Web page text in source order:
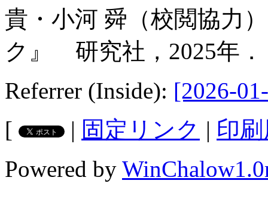
貴・小河 舜（校閲協力
ク』 研究社，2025年．
Referrer (Inside): [2026-
[
| 固定リンク | 印
Powered by